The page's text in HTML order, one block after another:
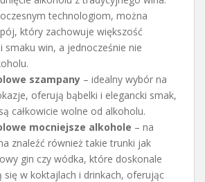
technologiom, można
który zachowuje większość
smaku win, a jednocześnie nie
szampany – idealny wybór na
oferują bąbelki i elegancki smak,
całkowicie wolne od alkoholu.
mocniejsze alkohole – na
znaleźć również takie trunki jak
gin czy wódka, które doskonale
się w koktajlach i drinkach, oferując